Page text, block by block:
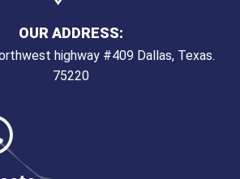
OUR ADDRESS:
highway #409 Dallas, Texas.
75220